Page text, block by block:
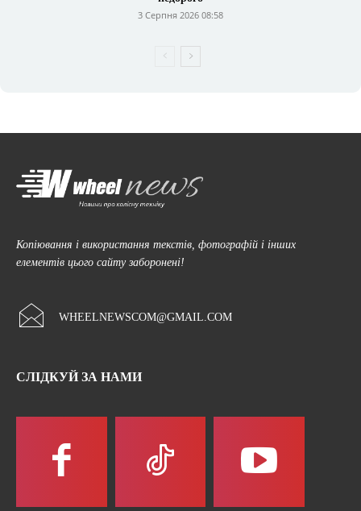
3 Серпня 2026 08:58
Копіювання і використання текстів, фотографій і інших
елементів цього сайту заборонені!
WHEELNEWSCOM@GMAIL.COM
СЛІДКУЙ ЗА НАМИ